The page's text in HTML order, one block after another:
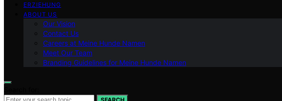
ERZIEHUNG
ABOUT US
Our Vision
Contact Us
Careers at Meine Hunde Namen
Meet Our Team
Branding Guidelines for Meine Hunde Namen